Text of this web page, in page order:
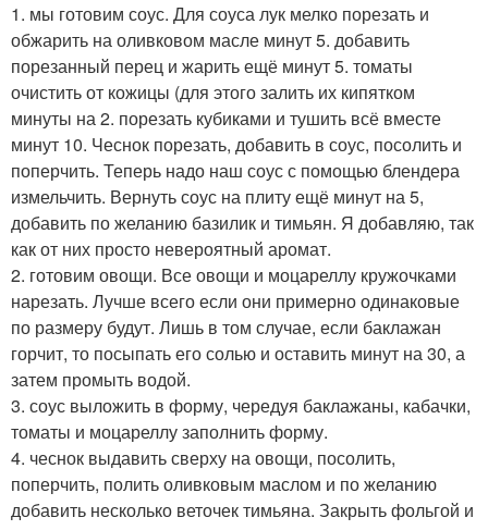
1. мы готовим соус. Для соуса лук мелко порезать и
обжарить на оливковом масле минут 5. добавить
порезанный перец и жарить ещё минут 5. томаты
очистить от кожицы (для этого залить их кипятком
минуты на 2. порезать кубиками и тушить всё вместе
минут 10. Чеснок порезать, добавить в соус, посолить и
поперчить. Теперь надо наш соус с помощью блендера
измельчить. Вернуть соус на плиту ещё минут на 5,
добавить по желанию базилик и тимьян. Я добавляю, так
как от них просто невероятный аромат.
2. готовим овощи. Все овощи и моцареллу кружочками
нарезать. Лучше всего если они примерно одинаковые
по размеру будут. Лишь в том случае, если баклажан
горчит, то посыпать его солью и оставить минут на 30, а
затем промыть водой.
3. соус выложить в форму, чередуя баклажаны, кабачки,
томаты и моцареллу заполнить форму.
4. чеснок выдавить сверху на овощи, посолить,
поперчить, полить оливковым маслом и по желанию
добавить несколько веточек тимьяна. Закрыть фольгой и